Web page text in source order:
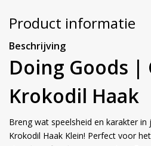
Product informatie
Beschrijving
Doing Goods |
Krokodil Haak
Breng wat speelsheid en karakter
Krokodil Haak Klein! Perfect voor